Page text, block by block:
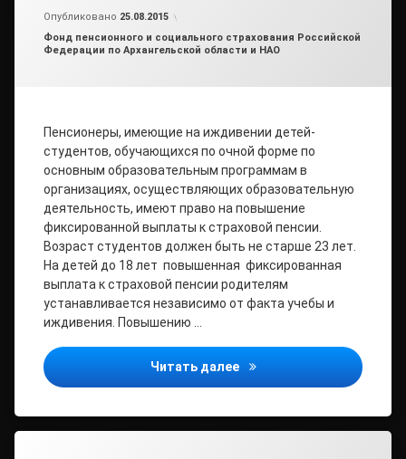
Опубликовано 25.08.2015
Рубрики:
Фонд пенсионного и социального страхования Российской
Федерации по Архангельской области и НАО
Пенсионеры, имеющие на иждивении детей-
студентов, обучающихся по очной форме по
основным образовательным программам в
организациях, осуществляющих образовательную
деятельность, имеют право на повышение
фиксированной выплаты к страховой пенсии.
Возраст студентов должен быть не старше 23 лет.
На детей до 18 лет повышенная фиксированная
выплата к страховой пенсии родителям
устанавливается независимо от факта учебы и
иждивения. Повышению …
Читать далее У пенсионеров,